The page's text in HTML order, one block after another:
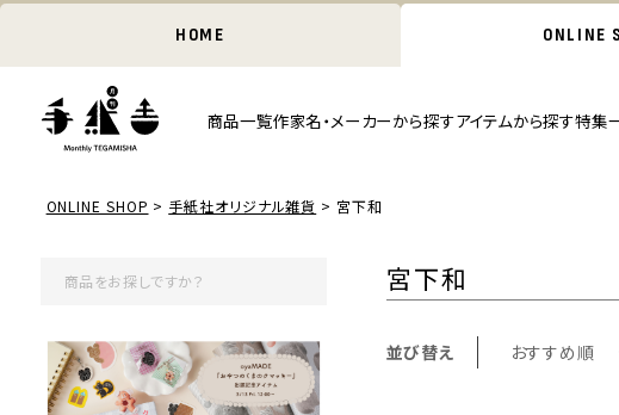
HOME ONLINE
商品一覧作家名・メーカーから探すアイテムから探す特集
ONLINE SHOP 手紙社オリジナル雑貨 宮下和
宮下和
並び替え おすすめ順